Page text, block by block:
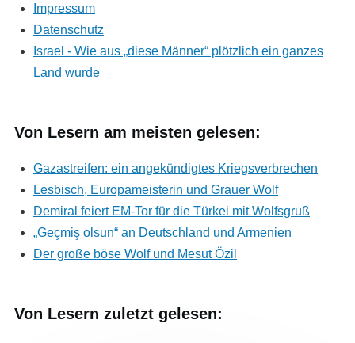
Impressum
Datenschutz
Israel - Wie aus „diese Männer“ plötzlich ein ganzes
Land wurde
Von Lesern am meisten gelesen:
Gazastreifen: ein angekündigtes Kriegsverbrechen
Lesbisch, Europameisterin und Grauer Wolf
Demiral feiert EM-Tor für die Türkei mit Wolfsgruß
„Geçmiş olsun“ an Deutschland und Armenien
Der große böse Wolf und Mesut Özil
Von Lesern zuletzt gelesen: